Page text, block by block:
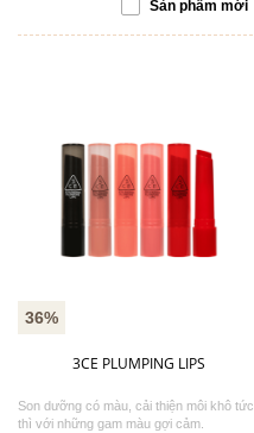
Sản phẩm mới
36%
3CE PLUMPING LIPS
Son dưỡng có màu, cải thiện môi khô tức
thì với những gam màu gợi cảm.